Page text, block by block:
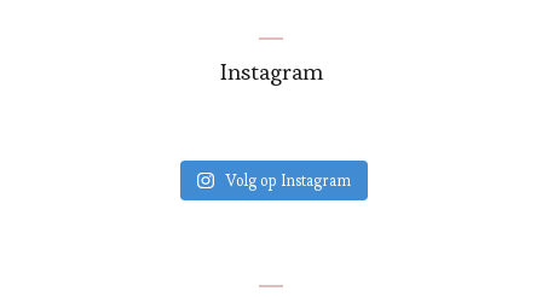
Instagram
Volg op Instagram